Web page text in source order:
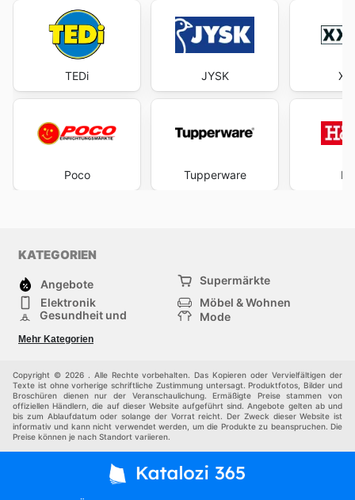
TEDi
Poco
JYSK
Tupperware
KATEGORIEN
Angebote
Supermärkte
Elektronik
Möbel & Wohnen
Gesundheit und
Mode
Sportartikel und
Sportbekleidung
Einkaufzentren
Andere
Mehr Kategorien
Copyright © 2026 . Alle Rechte vorbehalten. Das Kopieren oder Vervielfältigen der
Texte ist ohne vorherige schriftliche Zustimmung untersagt. Produktfotos, Bilder und
Broschüren dienen nur der Veranschaulichung. Ermäßigte Preise stammen von
offiziellen Händlern, die auf dieser Website aufgeführt sind. Angebote gelten ab und
bis zum Ablaufdatum oder solange der Vorrat reicht. Der Zweck dieser Website ist
informativ und kann nicht verwendet werden, um die Produkte zu beanspruchen. Die
Preise können je nach Standort variieren.